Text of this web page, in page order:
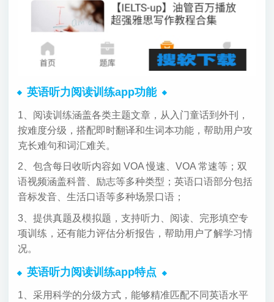
英语听力阅读训练app功能
1、阅读训练涵盖各类主题文章，从入门童话到外刊，
按难度分级，搭配即时翻译和生词本功能，帮助用户攻
克长难句和词汇难关。
2、包含每日收听内容如 VOA 慢速、VOA 常速等；双
语视频涵盖科普、励志等多种类型；英语口语部分包括
音标发音、生活口语等多种场景口语；
3、提供真题及模拟题，支持听力、阅读、完形填空专
项训练，还有能力评估分析报告，帮助用户了解学习情
况。
英语听力阅读训练app特点
1、采用科学的分级方式，能够精准匹配不同英语水平